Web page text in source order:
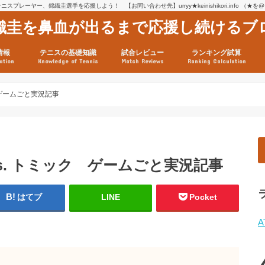
ニスプレーヤー、錦織圭選手を応援しよう！ 【お問い合わせ先】urryy★keinishikori.info （★を@
圭を鼻血が出るまで応援し続けるブ
報 テニスの基礎知識
Knowledge of Tennis
試合レビュー
Match Reviews
ランキング試算
Ranking Calculation
ムごと実況記事
トミック ゲームごと実況記事
はてブ LINE Pocket